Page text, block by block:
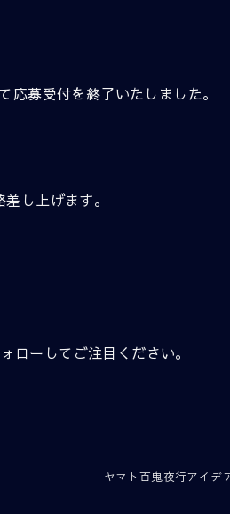
募受付を終了いたしました。
し上げます。
ローしてご注目ください。
ヤマト百鬼夜行アイデ